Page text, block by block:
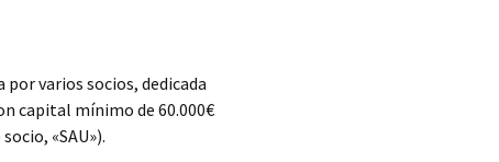
varios socios, dedicada
capital mínimo de 60.000€
«SAU»).